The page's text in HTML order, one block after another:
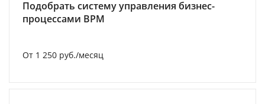
Подобрать систему управления бизнес-
процессами BPM
От 1 250 руб./месяц